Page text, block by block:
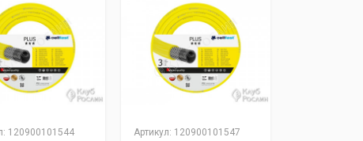
: 120900101544 Артикул: 120900101547